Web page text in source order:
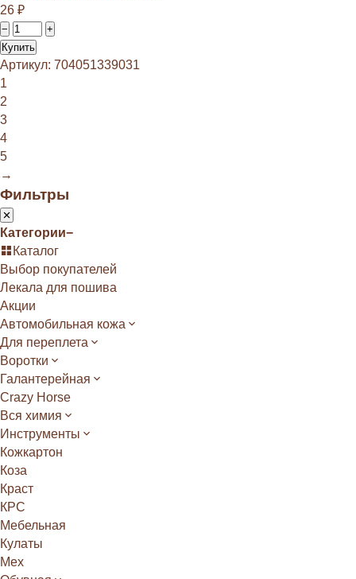
26 ₽
−
+
Купить
Артикул: 704051339031
1
2
3
4
5
→
Фильтры
Категории−
Каталог
Выбор покупателей
Лекала для пошива
Акции
Автомобильная кожа
Для переплета
Воротки
Галантерейная
Crazy Horse
Вся химия
Инструменты
Кожкартон
Коза
Краст
КРС
Мебельная
Кулаты
Мех